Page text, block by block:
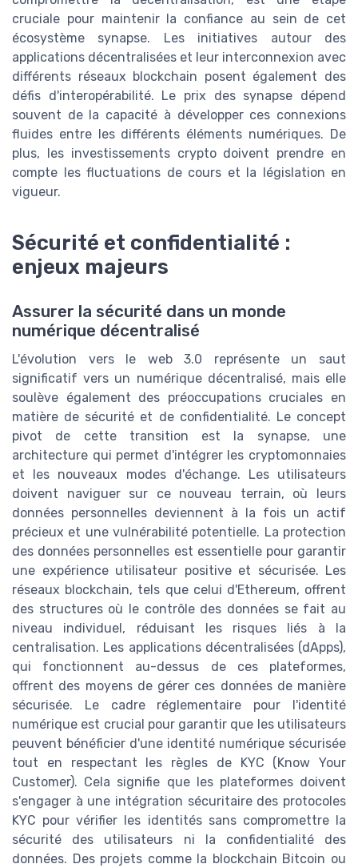
cruciale pour maintenir la confiance au sein de cet
écosystème synapse. Les initiatives autour des
applications décentralisées et leur interconnexion avec
différents réseaux blockchain posent également des
défis d'interopérabilité. Le prix des synapse dépend
souvent de la capacité à développer ces connexions
fluides entre les différents éléments numériques. De
plus, les investissements crypto doivent prendre en
compte les fluctuations de cours et la législation en
vigueur.
Sécurité et confidentialité :
enjeux majeurs
Assurer la sécurité dans un monde
numérique décentralisé
L'évolution vers le web 3.0 représente un saut
significatif vers un numérique décentralisé, mais elle
soulève également des préoccupations cruciales en
matière de sécurité et de confidentialité. Le concept
pivot de cette transition est la synapse, une
architecture qui permet d'intégrer les cryptomonnaies
et les nouveaux modes d'échange. Les utilisateurs
doivent naviguer sur ce nouveau terrain, où leurs
données personnelles deviennent à la fois un actif
précieux et une vulnérabilité potentielle. La protection
des données personnelles est essentielle pour garantir
une expérience utilisateur positive et sécurisée. Les
réseaux blockchain, tels que celui d'Ethereum, offrent
des structures où le contrôle des données se fait au
niveau individuel, réduisant les risques liés à la
centralisation. Les applications décentralisées (dApps),
qui fonctionnent au-dessus de ces plateformes,
offrent des moyens de gérer ces données de manière
sécurisée. Le cadre réglementaire pour l'identité
numérique est crucial pour garantir que les utilisateurs
peuvent bénéficier d'une identité numérique sécurisée
tout en respectant les règles de KYC (Know Your
Customer). Cela signifie que les plateformes doivent
s'engager à une intégration sécuritaire des protocoles
KYC pour vérifier les identités sans compromettre la
sécurité des utilisateurs ni la confidentialité des
données. Des projets comme la blockchain Bitcoin ou